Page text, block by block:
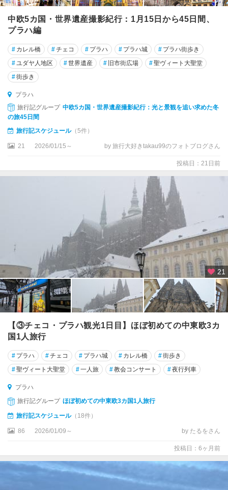
中欧5カ国・世界遺産撮影紀行：1月15日から45日間、
プラハ編
# カレル橋 #チェコ # プラハ # プラハ城 # プラハ街歩き
#ユダヤ人地区 #世界遺産 # 旧市街広場 #聖ヴィート大聖堂
#街歩き
プラハ
旅行記グループ 中欧5カ国・世界遺産撮影紀行：光と景観を追い求めた冬
の旅45日間
旅行記スケジュール（5件）
21 2026/01/15～ by 旅行大好きtakau99のフォトブログさん
投稿日：21日前
21
【③チェコ・プラハ観光1日目】ほぼ初めての中東欧3カ
国1人旅行
# プラハ #チェコ # プラハ城 # カレル橋 #街歩き
#聖ヴィート大聖堂 #一人旅 #教会コンサート #夜行列車
プラハ
旅行記グループ ほぼ初めての中東欧3カ国1人旅行
旅行記スケジュール（18件）
86 2026/01/09～ by たるをさん
投稿日：6ヶ月前